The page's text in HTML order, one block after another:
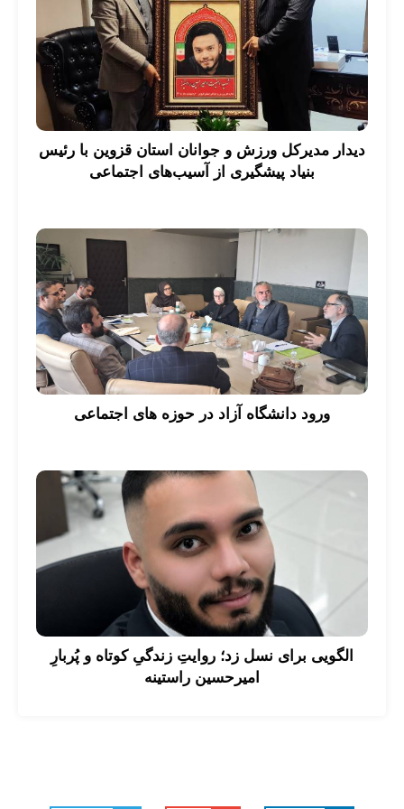
دیدار مدیرکل ورزش و جوانان استان قزوین با رئیس
بنیاد پیشگیری از آسیب‌های اجتماعی
ورود دانشگاه آزاد در حوزه های اجتماعی
الگویی برای نسل زد؛ روایتِ زندگیِ کوتاه و پُربارِ
امیرحسین راستینه